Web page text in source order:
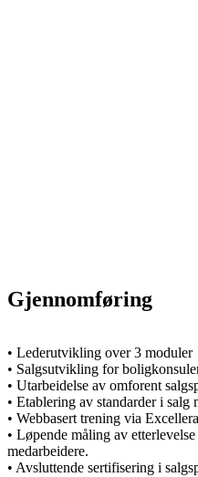
Gjennomføring
• Lederutvikling over 3 moduler
• Salgsutvikling for
• Utarbeidelse av omforent
• Etablering av standarder i salg
• Webbasert trening via
• Løpende måling av
medarbeidere.
• Avsluttende sertifisering i